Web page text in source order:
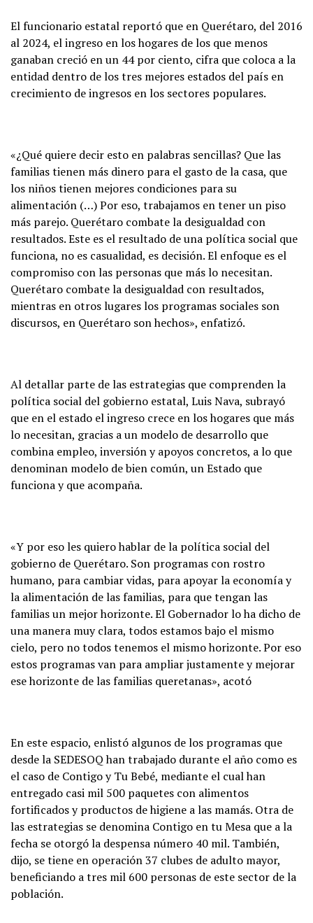
El funcionario estatal reportó que en Querétaro, del 2016
al 2024, el ingreso en los hogares de los que menos
ganaban creció en un 44 por ciento, cifra que coloca a la
entidad dentro de los tres mejores estados del país en
crecimiento de ingresos en los sectores populares.
«¿Qué quiere decir esto en palabras sencillas? Que las
familias tienen más dinero para el gasto de la casa, que
los niños tienen mejores condiciones para su
alimentación (…) Por eso, trabajamos en tener un piso
más parejo. Querétaro combate la desigualdad con
resultados. Este es el resultado de una política social que
funciona, no es casualidad, es decisión. El enfoque es el
compromiso con las personas que más lo necesitan.
Querétaro combate la desigualdad con resultados,
mientras en otros lugares los programas sociales son
discursos, en Querétaro son hechos», enfatizó.
Al detallar parte de las estrategias que comprenden la
política social del gobierno estatal, Luis Nava, subrayó
que en el estado el ingreso crece en los hogares que más
lo necesitan, gracias a un modelo de desarrollo que
combina empleo, inversión y apoyos concretos, a lo que
denominan modelo de bien común, un Estado que
funciona y que acompaña.
«Y por eso les quiero hablar de la política social del
gobierno de Querétaro. Son programas con rostro
humano, para cambiar vidas, para apoyar la economía y
la alimentación de las familias, para que tengan las
familias un mejor horizonte. El Gobernador lo ha dicho de
una manera muy clara, todos estamos bajo el mismo
cielo, pero no todos tenemos el mismo horizonte. Por eso
estos programas van para ampliar justamente y mejorar
ese horizonte de las familias queretanas», acotó
En este espacio, enlistó algunos de los programas que
desde la SEDESOQ han trabajado durante el año como es
el caso de Contigo y Tu Bebé, mediante el cual han
entregado casi mil 500 paquetes con alimentos
fortificados y productos de higiene a las mamás. Otra de
las estrategias se denomina Contigo en tu Mesa que a la
fecha se otorgó la despensa número 40 mil. También,
dijo, se tiene en operación 37 clubes de adulto mayor,
beneficiando a tres mil 600 personas de este sector de la
población.